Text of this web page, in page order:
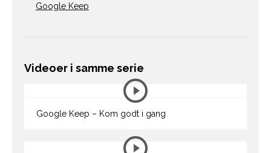
Google Keep
Videoer i samme serie
Google Keep – Kom godt i gang